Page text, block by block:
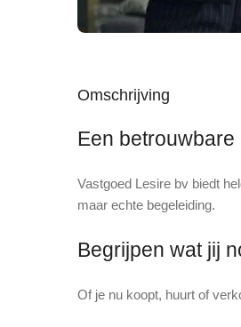
Omschrijving
Een
Vastgoed Lesire bv biedt
maar echte begeleiding.
Begrijpen wat jij
Of je nu koopt, huurt of